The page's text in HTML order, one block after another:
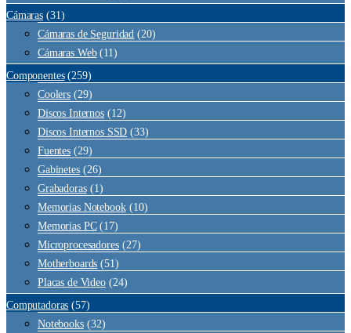
Cámaras (31)
Cámaras de Seguridad (20)
Cámaras Web (11)
Componentes (259)
Coolers (29)
Discos Internos (12)
Discos Internos SSD (33)
Fuentes (29)
Gabinetes (26)
Grabadoras (1)
Memorias Notebook (10)
Memorias PC (17)
Microprocesadores (27)
Motherboards (51)
Placas de Video (24)
Computadoras (57)
Notebooks (32)